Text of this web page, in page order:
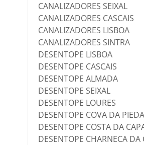
CANALIZADORES SEIXAL
CANALIZADORES CASCAIS
CANALIZADORES LISBOA
CANALIZADORES SINTRA
DESENTOPE LISBOA
DESENTOPE CASCAIS
DESENTOPE ALMADA
DESENTOPE SEIXAL
DESENTOPE LOURES
DESENTOPE COVA DA
DESENTOPE COSTA DA
DESENTOPE CHARNECA DA